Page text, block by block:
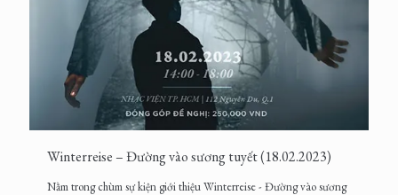
Winterreise – Đường vào sương tuyết (18.02.2023)
Nằm trong chùm sự kiện giới thiệu Winterreise - Đường vào sương